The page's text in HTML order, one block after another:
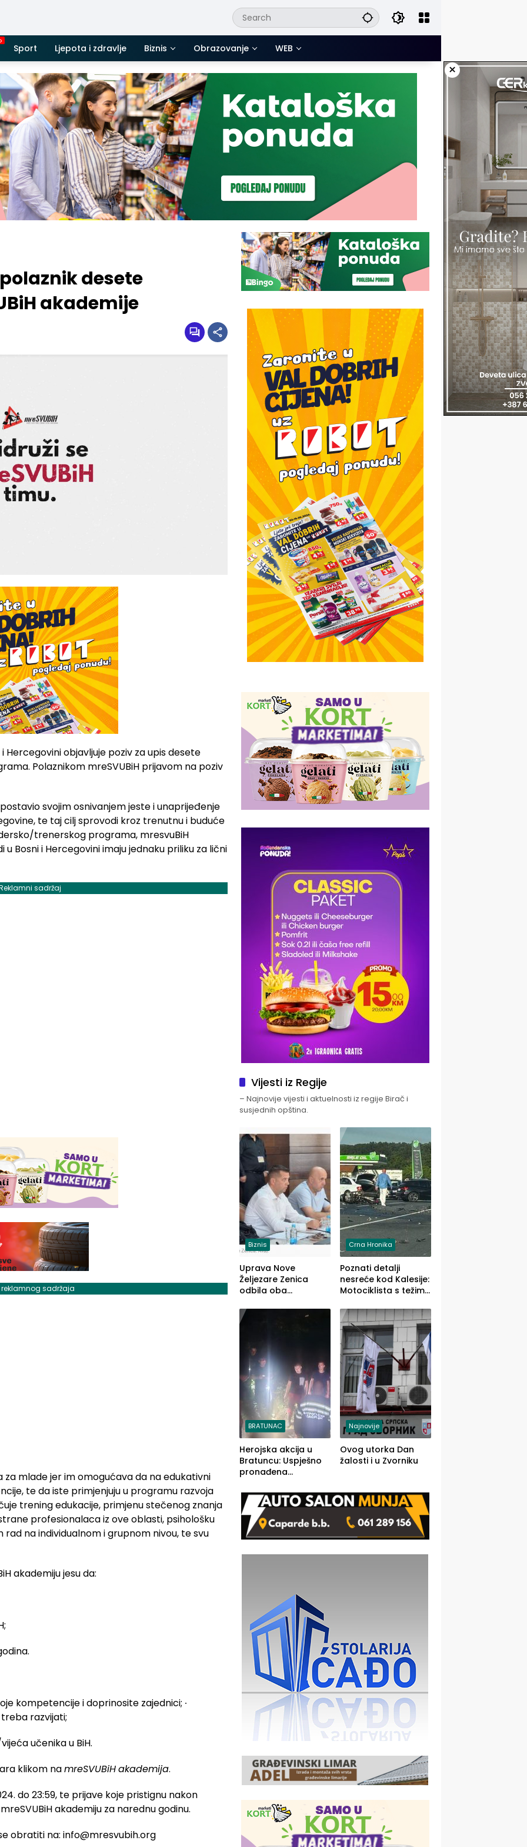
Sport Ljepota i zdravlje Biznis Obrazovanje WEB
×
desete
akademije
Hercegovini objavljuje poziv za upis desete
Polaznikom mreSVUBiH prijavom na poziv
svojim osnivanjem jeste i unaprijeđenje
te taj cilj sprovodi kroz trenutnu i buduće
trenerskog programa, mresvuBiH
Bosni i Hercegovini imaju jednaku priliku za lični
sadržaj
reklamnog sadržaja
za mlade jer im omogućava da na edukativni
te da iste primjenjuju u programu razvoja
trening edukacije, primjenu stečenog znanja
profesionalaca iz ove oblasti, psihološku
na individualnom i grupnom nivou, te svu
akademiju jesu da:
kompetencije i doprinosite zajednici; ∙
treba razvijati;
učenika u BiH.
klikom namreSVUBiHakademija.
do 23:59, te prijave koje pristignu nakon
akademiju za narednu godinu.
obratiti na: info@mresvubih.org
Vijesti iz Regije
– Najnovije vijesti i aktuelnosti iz regije Birač i
susjednih opština.
Biznis
Uprava Nove
Željezare Zenica
odbila oba
FBiH: Ustrajni da je
stečaj jedino rješenje
Crna Hronika
Poznati detalji
nesreće kod Kalesije:
Motociklista s težim,
lakšim povredama
BRATUNAC
Herojska akcija u
Bratuncu: Uspješno
pronađena
a Ivanka Lazić,
rodom iz Kravice.
Najnovije
Ovog utorka Dan
žalosti i u Zvorniku